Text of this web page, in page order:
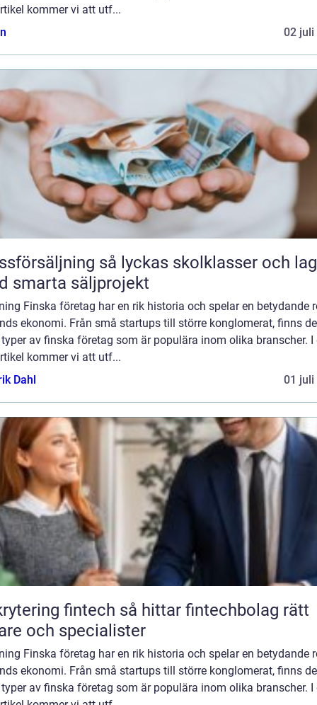
kommer vi att utf...
02 juli
så lyckas skolklasser och lag
smarta säljprojekt
Finska företag har en rik historia och spelar en betydande
ekonomi. Från små startups till större konglomerat, finns
av finska företag som är populära inom olika branscher. I
kommer vi att utf...
Dahl
01 juli
fintech så hittar fintechbolag rätt
och specialister
Finska företag har en rik historia och spelar en betydande
ekonomi. Från små startups till större konglomerat, finns
av finska företag som är populära inom olika branscher. I